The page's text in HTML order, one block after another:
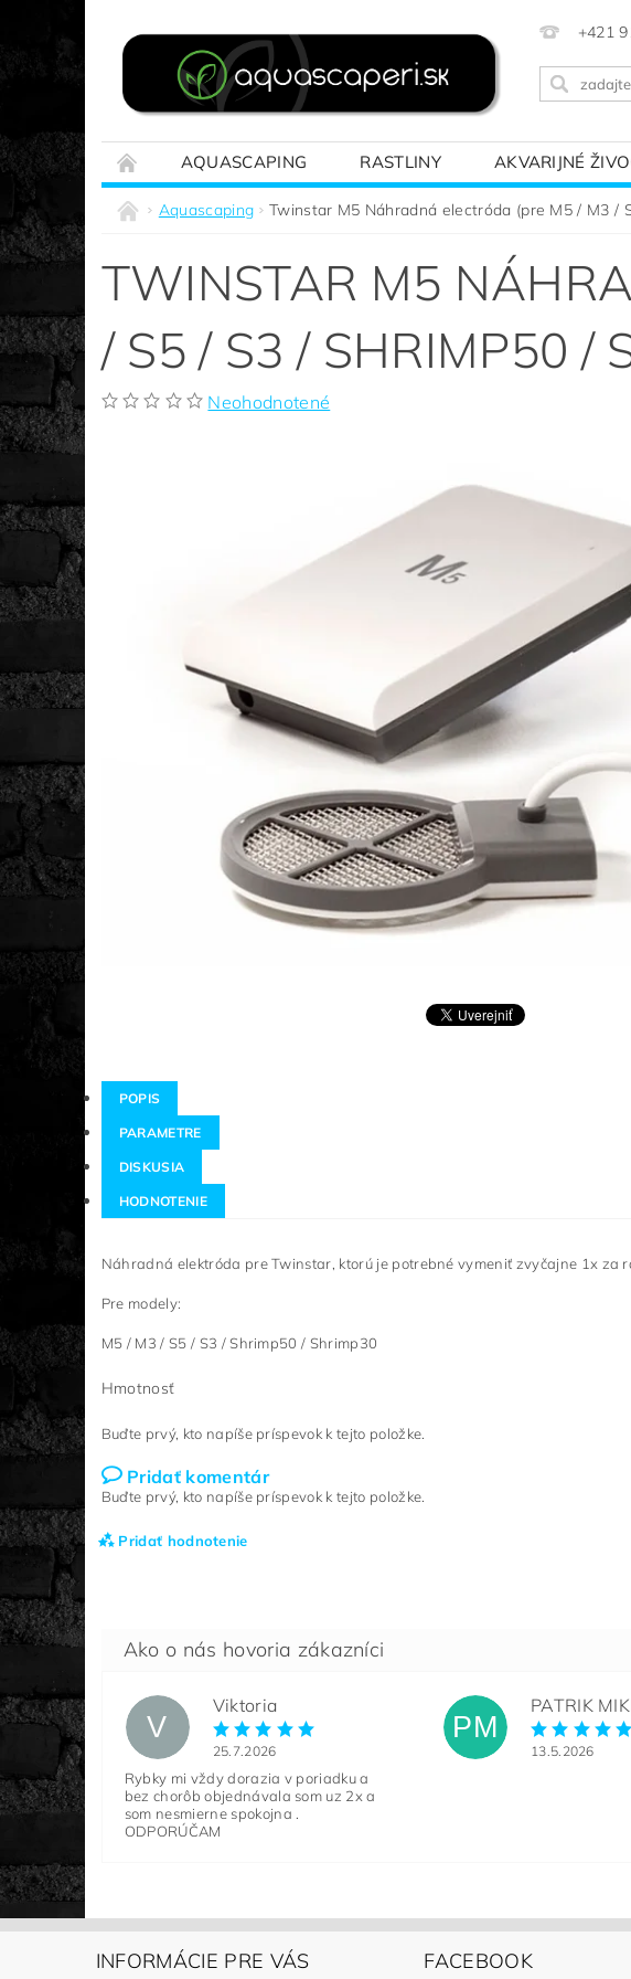
+421
AQUASCAPING RASTLINY AKVARIJNÉ
REALIZÁCIE NA MIERU
SPRIEVODCA AKVÁRIOVÝM
Aquascaping Twinstar M5 Náhradná electróda (pre M5 / M3 /
TWINSTAR M5
/ S5 / S3 / SHRIMP50 /
Neohodnotené
POPIS
PARAMETRE
DISKUSIA
HODNOTENIE
Náhradná elektróda pre Twinstar, ktorú je potrebné vymeniť zvyčajne 1x za
Pre modely:
M5 / M3 / S5 / S3 / Shrimp50 / Shrimp30
Hmotnosť
Buďte prvý, kto napíše príspevok k tejto položke.
Pridať komentár
Buďte prvý, kto napíše príspevok k tejto položke.
Pridať hodnotenie
V
Viktoria
25.7.2026
Rybky mi vždy dorazia v poriadku a
bez chorôb objednávala som uz 2x a
som nesmierne spokojna .
ODPORÚČAM
PM
PATRIK
13.5.2026
INFORMÁCIE PRE VÁS FACEBOOK